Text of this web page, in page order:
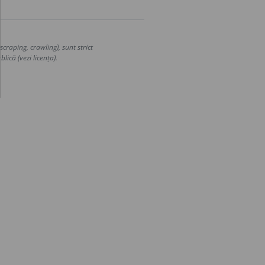
crawling), sunt strict
(vezi licența).